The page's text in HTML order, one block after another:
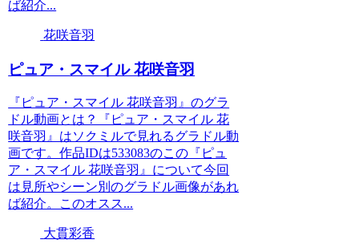
ば紹介...
花咲音羽
ピュア・スマイル 花咲音羽
『ピュア・スマイル 花咲音羽』のグラ
ドル動画とは？『ピュア・スマイル 花
咲音羽』はソクミルで見れるグラドル動
画です。作品IDは533083のこの『ピュ
ア・スマイル 花咲音羽』について今回
は見所やシーン別のグラドル画像があれ
ば紹介。このオスス...
大貫彩香